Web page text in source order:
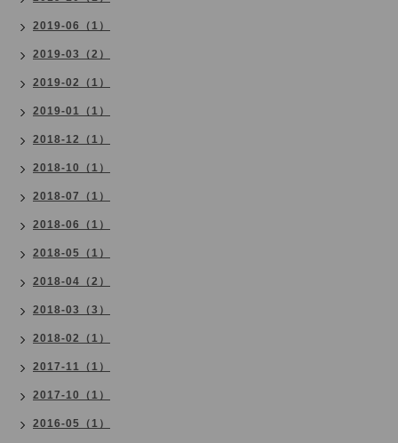
2019-06（1）
2019-03（2）
2019-02（1）
2019-01（1）
2018-12（1）
2018-10（1）
2018-07（1）
2018-06（1）
2018-05（1）
2018-04（2）
2018-03（3）
2018-02（1）
2017-11（1）
2017-10（1）
2016-05（1）